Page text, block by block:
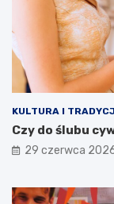
KULTURA I
Czy do ślubu
29 czerwca